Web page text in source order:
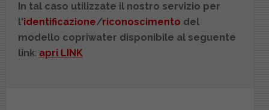
In tal caso utilizzate il nostro servizio per
l'identificazione/riconoscimento del
modello copriwater disponibile al seguente
link: apri LINK